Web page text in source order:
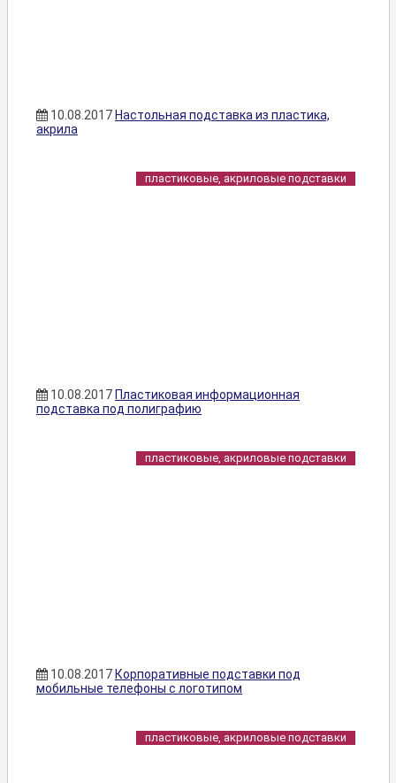
10.08.2017 Настольная подставка из пластика,
акрила
пластиковые, акриловые подставки
10.08.2017 Пластиковая информационная
подставка под полиграфию
пластиковые, акриловые подставки
10.08.2017 Корпоративные подставки под
мобильные телефоны с логотипом
пластиковые, акриловые подставки